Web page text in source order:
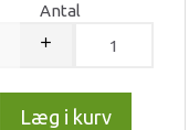
Antal
Læg i kurv